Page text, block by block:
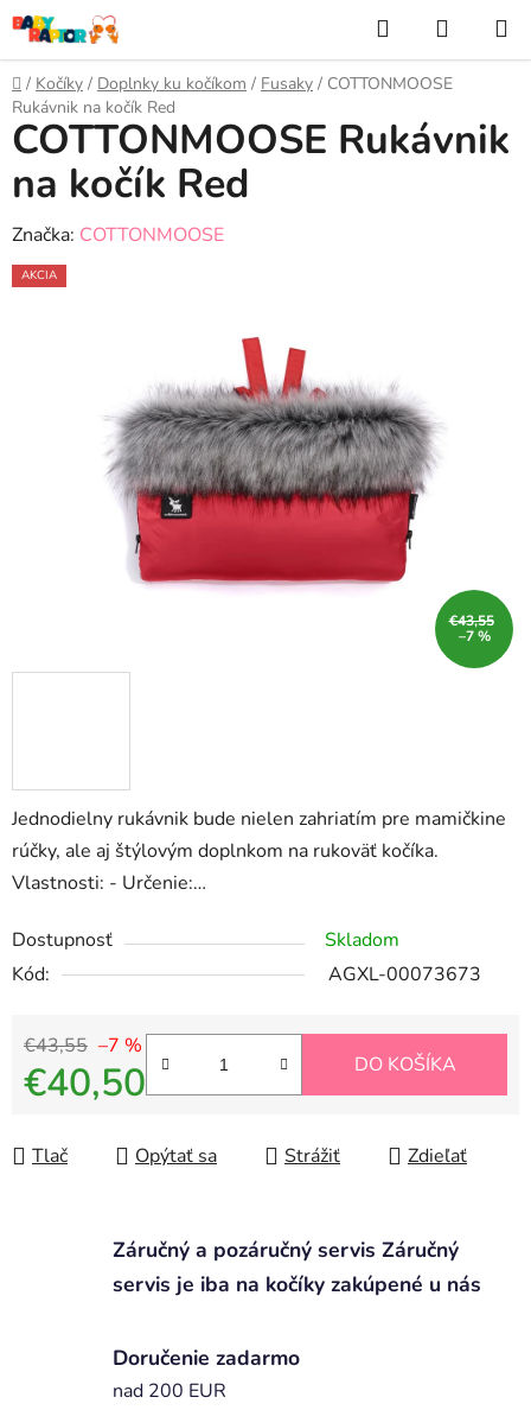
Prejsť
na
obsah
Hľadať
KOŠÍK
Domov
/ Kočíky / Doplnky ku kočíkom / Fusaky / COTTONMOOSE
Rukávnik na kočík Red
Jednodielny rukávnik bude nielen zahriatím pre mamičkine
rúčky, ale aj štýlovým doplnkom na rukoväť kočíka.
Vlastnosti: - Určenie:…
Dostupnosť
Skladom
Kód:
AGXL-00073673
€43,55 –7 %
€40,50 DO KOŠÍKA
Tlač Opýtať sa Strážiť Zdieľať
COTTONMOOSE Rukávnik
na kočík Red
Značka: COTTONMOOSE
AKCIA
€43,55
–7 %
Záručný a pozáručný servis Záručný
servis je iba na kočíky zakúpené u nás
Doručenie zadarmo
nad 200 EUR